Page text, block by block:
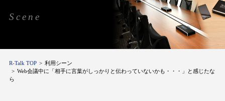
Scene
R-Talk TOP
利用シーン
Web会議中に「相手に言葉がしっかりと伝わっていないかも・・・」と感じたな
ら